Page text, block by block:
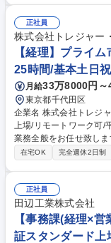
陣への提言および意思
応 募集職種 経営企画室_次長ポジション/アジア注目企業100選出/上場企
業
正社員
株式会社トレジャー
【経理】プライ
25時間/基本土日
月給33万8000円～
東京都千代田区
企業名 株式会社トレジャー・ファクト
上場/リモートワーク可/平均残
業務全般をお任せ致し
る業務拡大、また子会
■請求書発行■予算及び
次） ■開示資料作成の補助（有価証
る業務 募集職種 【経理】プライム市場上場/リモートワーク可/平均残業25
時間/基本土日祝休み
在宅OK 完全週休2日制
正社員
田辺工業株式会社
【事務課(経理×
証スタンダード上